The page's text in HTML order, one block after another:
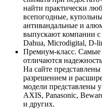
найти практически
всепогодные,
антивандальные и
выпускают компании
Dahua, Microdigital, D-
Премиум-класс.
отличаются
На сайте
разрешением и
модели представлены
AXIS, Panasonic,
и других.